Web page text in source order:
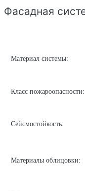
Фасадная
Материал системы:
Класс пожароопасности:
Сейсмостойкость:
Материалы облицовки: